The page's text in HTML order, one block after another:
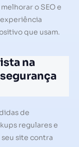
o SEO e
que usam.
na
de
regulares e
site contra